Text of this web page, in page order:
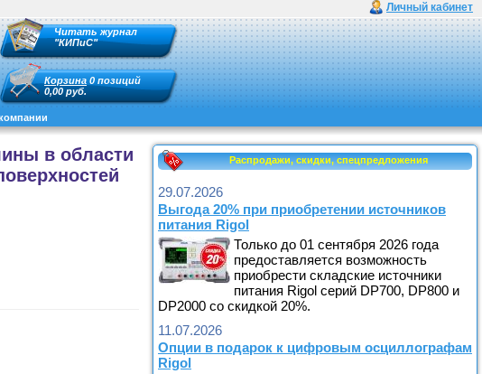
Личный кабинет
Читать журнал
"КИПиС"
Корзина 0 позиций
0,00 руб.
в области
Распродажи, скидки, спецпредложения
29.07.2026
Выгода 20% при приобретении источников
питания Rigol
Только до 01 сентября 2026 года
предоставляется возможность
приобрести складские источники
питания Rigol серий DP700, DP800 и
DP2000 со скидкой 20%.
11.07.2026
Опции в подарок к цифровым осциллографам
Rigol